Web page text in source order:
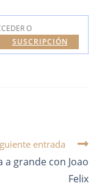
O
SUSCRIPCIÓN
entrada
a grande con Joao
Felix